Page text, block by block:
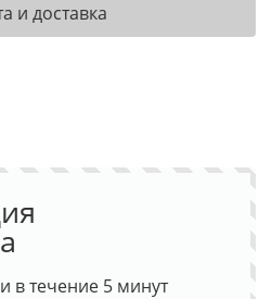
и доставка
в течение 5 минут